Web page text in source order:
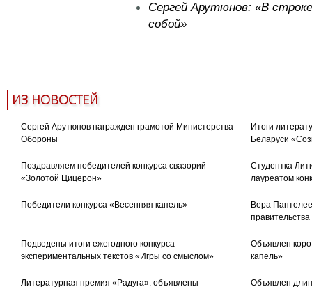
Сергей Арутюнов: «В
собой»
ИЗ НОВОСТЕЙ
Сергей Арутюнов награжден грамотой Министерства
Обороны
Итоги
Беларуси
Поздравляем победителей конкурса свазорий
«Золотой Цицерон»
Студентка
лауреатом
Победители конкурса «Весенняя капель»
Вера
Подведены итоги ежегодного конкурса
экспериментальных текстов «Игры со смыслом»
Объявлен
капель»
Литературная премия «Радуга»: объявлены
Объявлен